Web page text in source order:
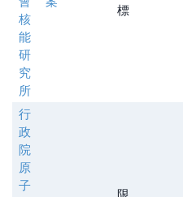
核
能
研
究
所
標
行
政
院
原
子